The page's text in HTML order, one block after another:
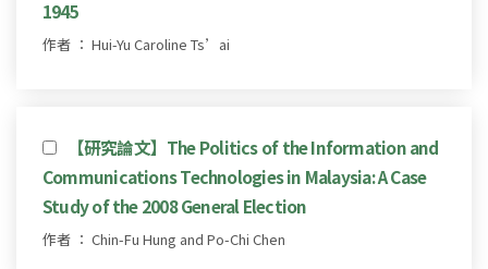
1945
作者 ： Hui-Yu Caroline Ts’ai
【研究論文】The Politics of the Information and
Communications Technologies in Malaysia: A Case
Study of the 2008 General Election
作者 ： Chin-Fu Hung and Po-Chi Chen